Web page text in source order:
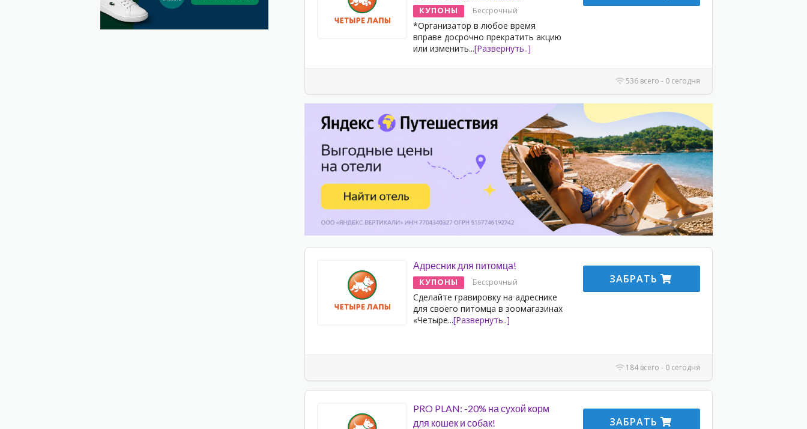
КУПОНЫ Бессрочный
*Организатор в любое время
вправе досрочно прекратить акцию
или изменить...[Развернуть..]
536 всего - 0 сегодня
Адресник для питомца!
КУПОНЫ Бессрочный
Сделайте гравировку на адреснике
для своего питомца в зоомагазинах
«Четыре...[Развернуть..]
ЗАБРАТЬ
184 всего - 0 сегодня
PRO PLAN: -20% на сухой корм
для кошек и собак!
ЗАБРАТЬ